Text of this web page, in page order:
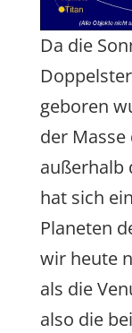
Da die
geboren
der Masse
außerhalb
hat sich
Planeten
wir heute
als die
also die